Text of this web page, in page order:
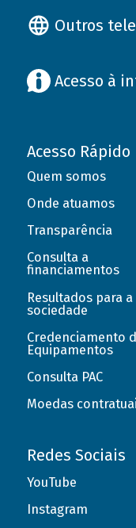
Outros
Acesso à
Acesso Rápido
Quem somos
Onde atuamos
Transparência
Consulta a
financiamentos
Resultados para a
sociedade
Credenciamento
Equipamentos
Consulta PAC
Moedas
Redes Sociais
YouTube
Instagram